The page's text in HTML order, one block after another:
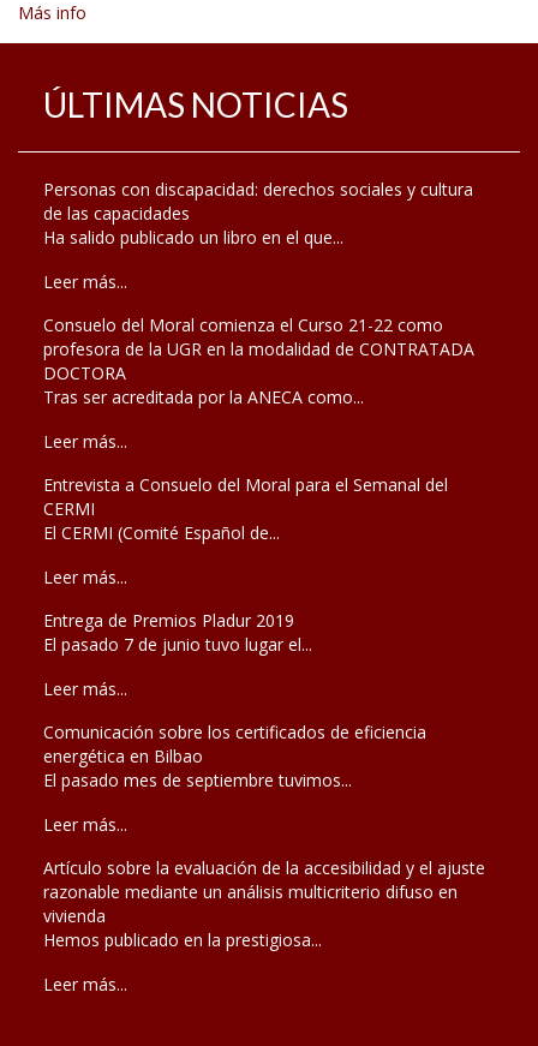
Más info
ÚLTIMAS NOTICIAS
Personas con discapacidad: derechos sociales y cultura
de las capacidades
Ha salido publicado un libro en el que...
Leer más...
Consuelo del Moral comienza el Curso 21-22 como
profesora de la UGR en la modalidad de CONTRATADA
DOCTORA
Tras ser acreditada por la ANECA como...
Leer más...
Entrevista a Consuelo del Moral para el Semanal del
CERMI
El CERMI (Comité Español de...
Leer más...
Entrega de Premios Pladur 2019
El pasado 7 de junio tuvo lugar el...
Leer más...
Comunicación sobre los certificados de eficiencia
energética en Bilbao
El pasado mes de septiembre tuvimos...
Leer más...
Artículo sobre la evaluación de la accesibilidad y el ajuste
razonable mediante un análisis multicriterio difuso en
vivienda
Hemos publicado en la prestigiosa...
Leer más...